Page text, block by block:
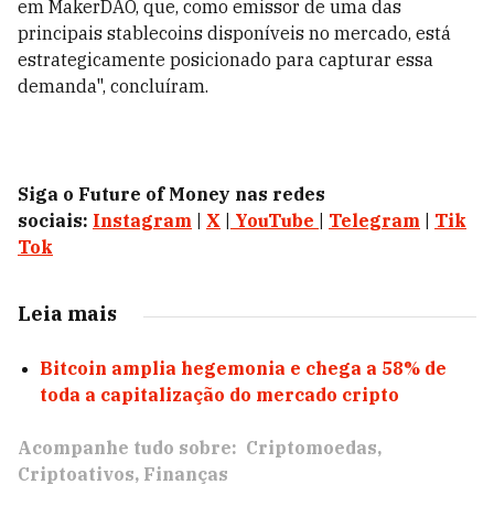
em MakerDAO, que, como emissor de uma das
principais stablecoins disponíveis no mercado, está
estrategicamente posicionado para capturar essa
demanda", concluíram.
Siga o Future of Money nas redes
sociais: Instagram X YouTube Telegram
Tik
Tok
Leia mais
Bitcoin amplia hegemonia e chega a 58% de
toda a capitalização do mercado cripto
Acompanhe tudo sobre: Criptomoedas
Criptoativos Finanças